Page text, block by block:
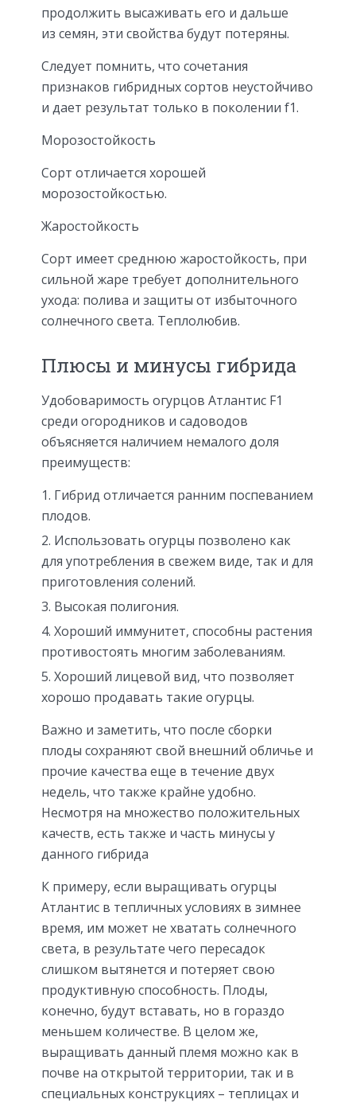
продолжить высаживать его и дальше
из семян, эти свойства будут потеряны.
Следует помнить, что сочетания
признаков гибридных сортов неустойчиво
и дает результат только в поколении f1.
Морозостойкость
Сорт отличается хорошей
морозостойкостью.
Жаростойкость
Сорт имеет среднюю жаростойкость, при
сильной жаре требует дополнительного
ухода: полива и защиты от избыточного
солнечного света. Теплолюбив.
Плюсы и минусы гибрида
Удобоваримость огурцов Атлантис F1
среди огородников и садоводов
объясняется наличием немалого доля
преимуществ:
Гибрид отличается ранним поспеванием
плодов.
Использовать огурцы позволено как
для употребления в свежем виде, так и для
приготовления солений.
Высокая полигония.
Хороший иммунитет, способны растения
противостоять многим заболеваниям.
Хороший лицевой вид, что позволяет
хорошо продавать такие огурцы.
Важно и заметить, что после сборки
плоды сохраняют свой внешний обличье и
прочие качества еще в течение двух
недель, что также крайне удобно.
Несмотря на множество положительных
качеств, есть также и часть минусы у
данного гибрида
К примеру, если выращивать огурцы
Атлантис в тепличных условиях в зимнее
время, им может не хватать солнечного
света, в результате чего пересадок
слишком вытянется и потеряет свою
продуктивную способность. Плоды,
конечно, будут вставать, но в гораздо
меньшем количестве. В целом же,
выращивать данный племя можно как в
почве на открытой территории, так и в
специальных конструкциях – теплицах и